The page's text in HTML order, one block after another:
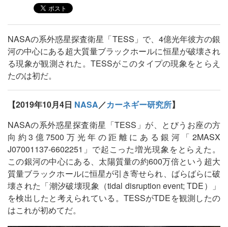
NASAの系外惑星探査衛星「TESS」で、4億光年彼方の銀
河の中心にある超大質量ブラックホールに恒星が破壊され
る現象が観測された。TESSがこのタイプの現象をとらえ
たのは初だ。
【2019年10月4日 NASA／カーネギー研究所】
NASAの系外惑星探査衛星「TESS」が、とびうお座の方
向約3億7500万光年の距離にある銀河「2MASX
J07001137-6602251」で起こった増光現象をとらえた。
この銀河の中心にある、太陽質量の約600万倍という超大
質量ブラックホールに恒星が引き寄せられ、ばらばらに破
壊された「潮汐破壊現象（tidal disruption event; TDE）」
を検出したと考えられている。TESSがTDEを観測したの
はこれが初めてだ。